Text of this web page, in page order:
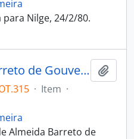
para Nilge, 24/2/80.
Iedda de Almeida Barreto de Gouveia e Anália de Almeida Gouveia Lins
· Item ·
Almeida Barreto de